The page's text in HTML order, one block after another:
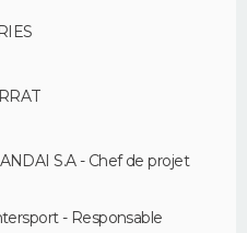
S.A - Chef de projet
- Responsable